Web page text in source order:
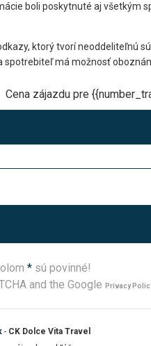
boli poskytnuté aj všetkým
ktorý tvorí neoddeliteľnú
spotrebiteľ má možnosť
Cena zájazdu pre
* sú povinné!
and the Google
Privacy
- CK Dolce Vita Travel